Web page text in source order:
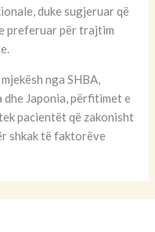
duke sugjeruar që
preferuar për trajtim
nga SHBA,
Japonia, përfitimet e
pacientët që zakonisht
shkak të faktorëve